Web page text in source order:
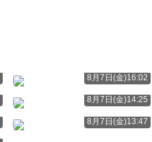
8月7日(金)16:02
8月7日(金)14:25
8月7日(金)13:47